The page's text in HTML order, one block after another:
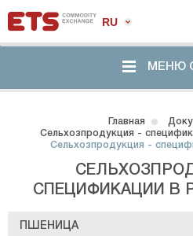
RU
МЕНЮ
Главная
Сельхозпродукция -
Сельхозпродукция -
СПЕЦИФИКАЦИИ В
ПШЕНИЦА